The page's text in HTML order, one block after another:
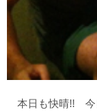
本日も快晴!! 今